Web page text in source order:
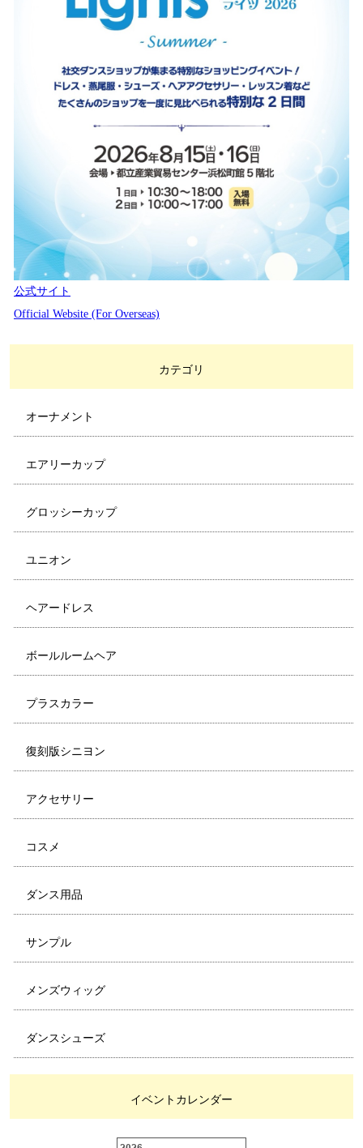
公式サイト
Official Website (For Overseas)
カテゴリ
オーナメント
エアリーカップ
グロッシーカップ
ユニオン
ヘアードレス
ボールルームヘア
プラスカラー
復刻版シニヨン
アクセサリー
コスメ
ダンス用品
サンプル
メンズウィッグ
ダンスシューズ
イベントカレンダー